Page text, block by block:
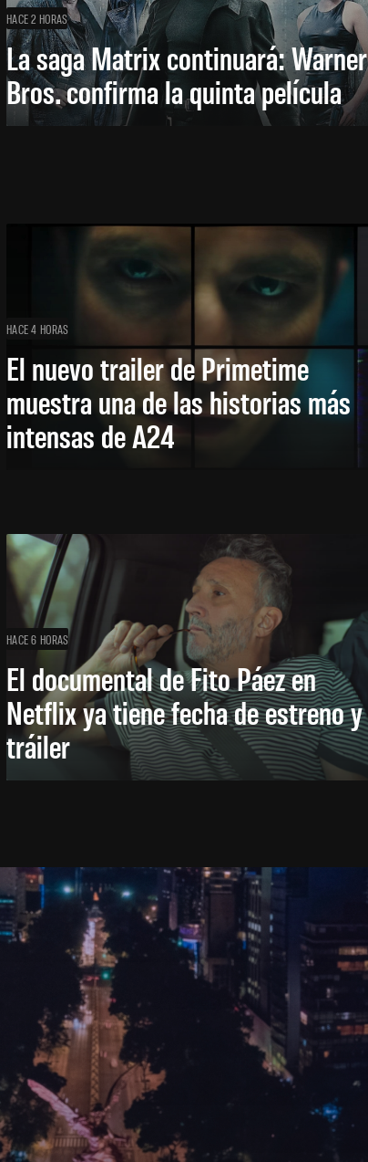
HACE 2 HORAS
La saga Matrix continuará: Warner
Bros. confirma la quinta película
HACE 4 HORAS
El nuevo trailer de Primetime
muestra una de las historias más
intensas de A24
HACE 6 HORAS
El documental de Fito Páez en
Netflix ya tiene fecha de estreno y
tráiler